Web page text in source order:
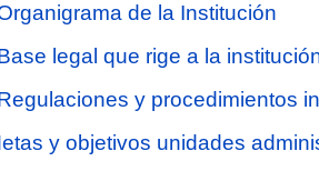
de la Institución
legal que rige a la
y procedimientos
y objetivos unidades